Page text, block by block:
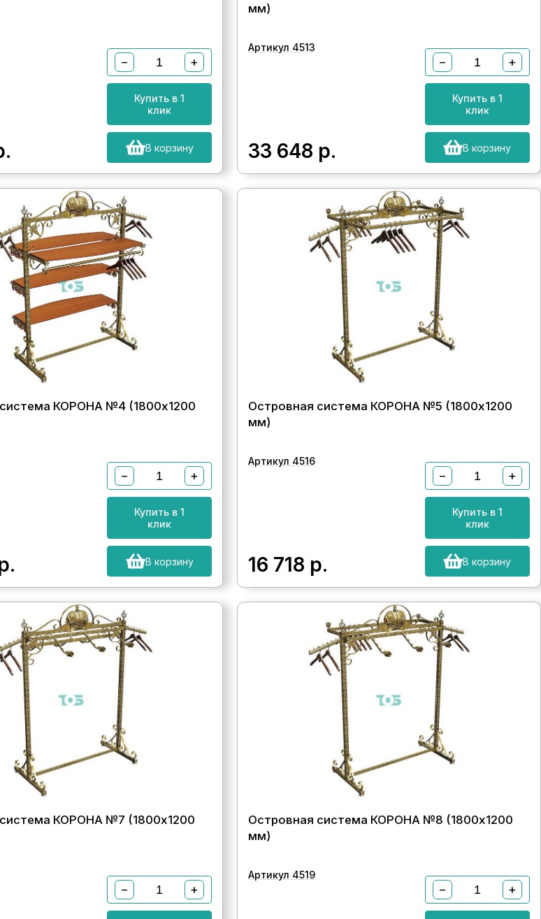
− +
Купить в 1
клик
В корзину
мм)
Артикул 4513
33 648 р.
− +
Купить в 1
клик
В корзину
КОРОНА №4 (1800х1200
− +
Купить в 1
клик
В корзину
Островная система КОРОНА №5 (1800х1200
мм)
Артикул 4516
16 718 р.
− +
Купить в 1
клик
В корзину
КОРОНА №7 (1800х1200
− +
Островная система КОРОНА №8 (1800х1200
мм)
Артикул 4519
− +